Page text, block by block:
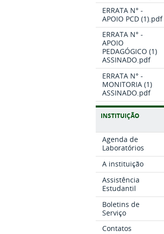
ERRATA N° -
APOIO PCD (1).pdf
ERRATA N° -
APOIO
PEDAGÓGICO (1)
ASSINADO.pdf
ERRATA N° -
MONITORIA (1)
ASSINADO.pdf
INSTITUIÇÃO
Agenda de
Laboratórios
A instituição
Assistência
Estudantil
Boletins de
Serviço
Contatos